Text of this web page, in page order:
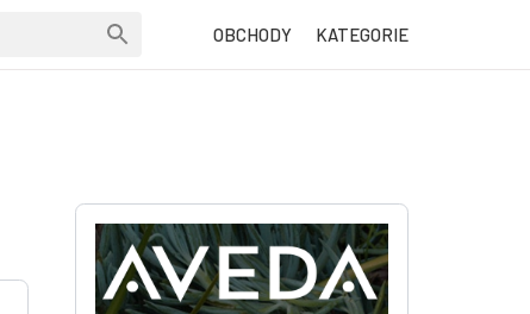
OBCHODY KATEGORIE